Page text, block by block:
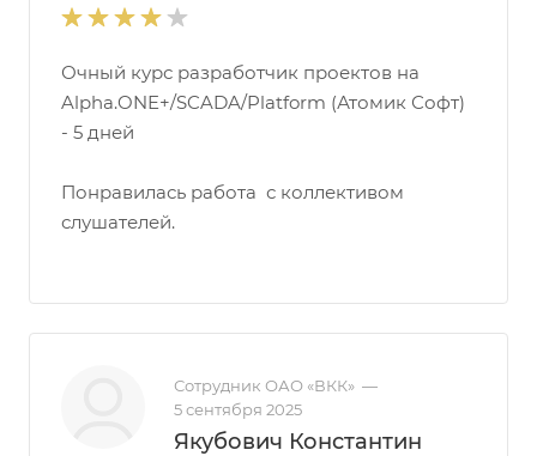
Очный курс разработчик проектов на
Alpha.ONE+/SCADA/Platform (Атомик Софт)
- 5 дней
Понравилась работа с коллективом
слушателей.
Сотрудник ОАО «ВКК» —
5 сентября 2025
Якубович Константин